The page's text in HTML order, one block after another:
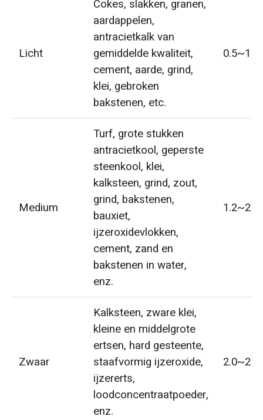
Licht
Cokes, slakken, granen,
aardappelen,
antracietkalk van
gemiddelde kwaliteit,
cement, aarde, grind,
klei, gebroken
bakstenen, etc.
0.5~1.2
Medium
Turf, grote stukken
antracietkool, geperste
steenkool, klei,
kalksteen, grind, zout,
grind, bakstenen,
bauxiet,
ijzeroxidevlokken,
cement, zand en
bakstenen in water,
enz.
1.2~2.0
Zwaar
Kalksteen, zware klei,
kleine en middelgrote
ertsen, hard gesteente,
staafvormig ijzeroxide,
ijzererts,
loodconcentraatpoeder,
enz.
2.0~2.6